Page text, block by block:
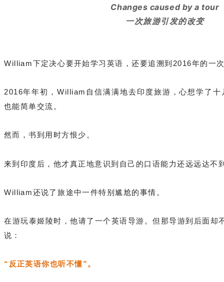
Changes caused by a tour
一次旅游引发的改变
William下定决心要开始学习英语，还要追溯到2016年的一
2016年年初，William自信满满地去印度旅游，心想学了十
也能简单交流。
然而，书到用时方恨少。
来到印度后，他才真正地意识到自己的口语能力还远远达不
William还说了旅途中一件特别尴尬的事情。
在游玩泰姬陵时，他请了一个英语导游。但那导游到后面却
说：
“反正英语你也听不懂”。